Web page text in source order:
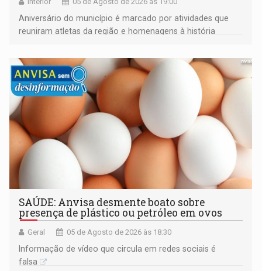
Aniversário do município é marcado por atividades que
reuniram atletas da região e homenagens à história
SAÚDE: Anvisa desmente boato sobre
presença de plástico ou petróleo em ovos
Geral 05 de Agosto de 2026 às 18:30
Informação de vídeo que circula em redes sociais é
falsa